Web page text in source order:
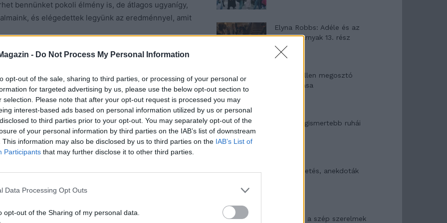
- Do Not Process My Personal Information
opt-out of the sale, sharing to third parties, or processing of your personal or
for targeted advertising by us, please use the below opt-out section to
selection. Please note that after your opt-out request is processed you may
interest-based ads based on personal information utilized by us or personal
to third parties prior to your opt-out. You may separately opt-out of the
of your personal information by third parties on the IAB’s list of downstream
This information may also be disclosed by us to third parties on the IAB’s List of
Participants that may further disclose it to other third parties.
Data Processing Opt Outs
opt-out of the Sharing of my personal data.
bennünket pokoli élmény is, de átlagos ugyanígy,
és elégedettek legyünk az eredménnyel, amit
hozzuk magunkkal. Mind nevelés kérdése.Azon
hogy hányszor halljuk, hogy valaki azért rossz,
hisz, azért butább és esetlenebb
lenni azt jelenti, hogy gondolkodni és érezni
kellene élnünk, járnunk-kelnünk a világban, hogy
amiknek születtünk, mert ahhoz nincs közünk.
fogadunk be vagy mit tanítunk olykor erőszakkal
egyre nehezebb lenne. Vajon miért hiszik sokan,
születtek, vagy kereszténynek, de ugyanezt
érzik, a nők nem emberek, és bármit
ember célpontja azoknak, akik nem az ő normáik és
Elyna Robbs: Adéle és az
örökölt árnyak 13. rész
Woody Allen megosztó
zsenialitása
A világ legismertebb ruhái
Nyár, nevetés, anekdoták
Panna és a szép szerelmek